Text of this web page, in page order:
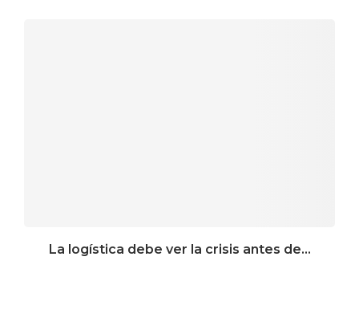
La logística debe ver la crisis antes de...